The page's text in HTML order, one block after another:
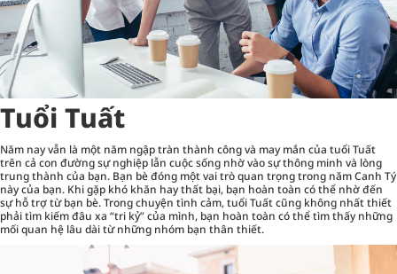
Tuổi Tuất
Năm nay vẫn là một năm ngập tràn thành công và may mắn của tuổi Tuất
trên cả con đường sự nghiệp lẫn cuộc sống nhờ vào sự thông minh và lòng
trung thành của bạn. Bạn bè đóng một vai trò quan trọng trong năm Canh Tý
này của bạn. Khi gặp khó khăn hay thất bại, bạn hoàn toàn có thể nhờ đến
sự hỗ trợ từ bạn bè. Trong chuyện tình cảm, tuổi Tuất cũng không nhất thiết
phải tìm kiếm đâu xa “tri kỷ” của mình, bạn hoàn toàn có thể tìm thấy những
mối quan hệ lâu dài từ những nhóm bạn thân thiết.